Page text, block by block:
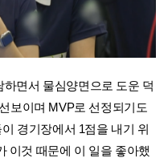
면서 물심양면으로 도운 덕
보이며 MVP로 선정되기도
경기장에서 1점을 내기 위
이것 때문에 이 일을 좋아했